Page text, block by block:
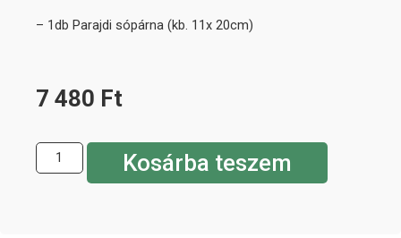
– 1db Parajdi sópárna (kb. 11x 20cm)
7 480 Ft
Kosárba teszem